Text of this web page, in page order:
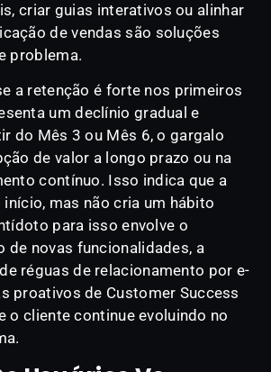
criar guias interativos ou alinhar
de vendas são soluções
problema.
a retenção é forte nos primeiros
um declínio gradual e
do Mês 3 ou Mês 6, o gargalo
de valor a longo prazo ou na
contínuo. Isso indica que a
mas não cria um hábito
para isso envolve o
de novas funcionalidades, a
réguas de relacionamento por e-
proativos de Customer Success
o cliente continue evoluindo no